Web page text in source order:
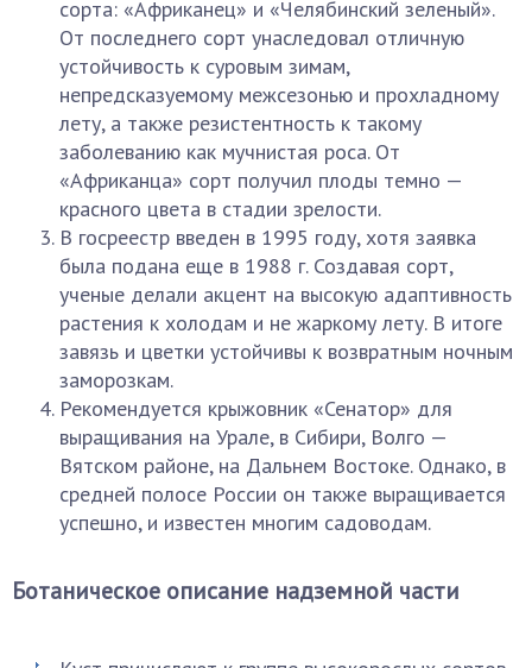
сорта: «Африканец» и «Челябинский зеленый».
От последнего сорт унаследовал отличную
устойчивость к суровым зимам,
непредсказуемому межсезонью и прохладному
лету, а также резистентность к такому
заболеванию как мучнистая роса. От
«Африканца» сорт получил плоды темно —
красного цвета в стадии зрелости.
В госреестр введен в 1995 году, хотя заявка
была подана еще в 1988 г. Создавая сорт,
ученые делали акцент на высокую адаптивность
растения к холодам и не жаркому лету. В итоге
завязь и цветки устойчивы к возвратным ночным
заморозкам.
Рекомендуется крыжовник «Сенатор» для
выращивания на Урале, в Сибири, Волго —
Вятском районе, на Дальнем Востоке. Однако, в
средней полосе России он также выращивается
успешно, и известен многим садоводам.
Ботаническое описание надземной части